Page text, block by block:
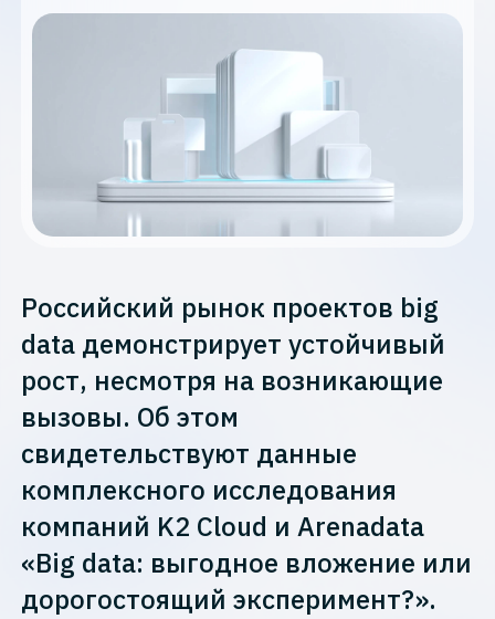
Российский рынок проектов big
data демонстрирует устойчивый
рост, несмотря на возникающие
вызовы. Об этом
свидетельствуют данные
комплексного исследования
компаний K2 Cloud и Arenadata
«Big data: выгодное вложение или
дорогостоящий эксперимент?».